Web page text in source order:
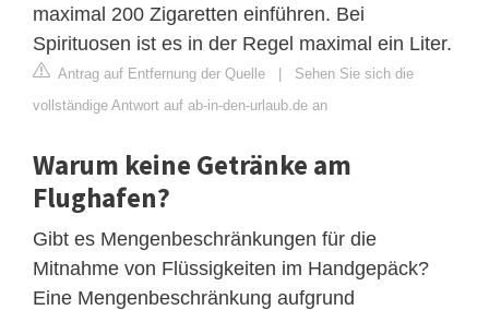
maximal 200 Zigaretten einführen. Bei
Spirituosen ist es in der Regel maximal ein Liter.
Antrag auf Entfernung der Quelle | Sehen Sie sich die
vollständige Antwort auf ab-in-den-urlaub.de an
Warum keine Getränke am
Flughafen?
Gibt es Mengenbeschränkungen für die
Mitnahme von Flüssigkeiten im Handgepäck?
Eine Mengenbeschränkung aufgrund